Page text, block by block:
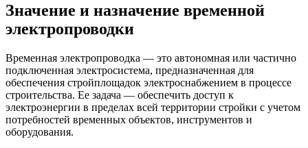
Значение и назначение временной
электропроводки
Временная электропроводка — это автономная или частично
подключенная электросистема, предназначенная для
обеспечения стройплощадок электроснабжением в процессе
строительства. Ее задача — обеспечить доступ к
электроэнергии в пределах всей территории стройки с учетом
потребностей временных объектов, инструментов и
оборудования.